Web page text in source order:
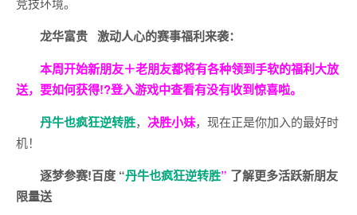
龙华富贵 激动人心的赛事福利来袭：
本周开始新朋友＋老朋友都将有各种领到手软的福利大放
送，要如何获得!?登入游戏中查看有没有收到惊喜啦。
丹牛也疯狂逆转胜， 决胜小妹，现在正是你加入的最好时
机！
逐梦参赛!百度 “丹牛也疯狂逆转胜” 了解更多活跃新朋友
限量送